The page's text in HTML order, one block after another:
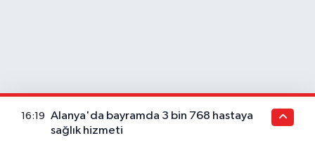
16:19
Alanya'da bayramda 3 bin 768 hastaya
sağlık hizmeti